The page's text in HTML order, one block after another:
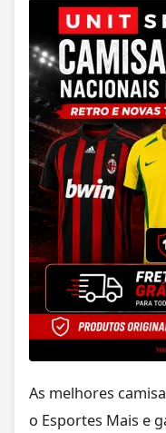
As melhores
o Esportes Mais e